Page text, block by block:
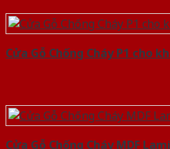
Cửa Gỗ Chống Cháy P1 cho
Cửa Gỗ Chống Cháy MDF